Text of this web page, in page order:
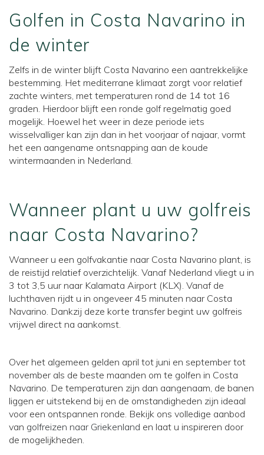
Golfen in Costa Navarino in
de winter
Zelfs in de winter blijft Costa Navarino een aantrekkelijke
bestemming. Het mediterrane klimaat zorgt voor relatief
zachte winters, met temperaturen rond de 14 tot 16
graden. Hierdoor blijft een ronde golf regelmatig goed
mogelijk. Hoewel het weer in deze periode iets
wisselvalliger kan zijn dan in het voorjaar of najaar, vormt
het een aangename ontsnapping aan de koude
wintermaanden in Nederland.
Wanneer plant u uw golfreis
naar Costa Navarino?
Wanneer u een golfvakantie naar Costa Navarino plant, is
de reistijd relatief overzichtelijk. Vanaf Nederland vliegt u in
3 tot 3,5 uur naar Kalamata Airport (KLX). Vanaf de
luchthaven rijdt u in ongeveer 45 minuten naar Costa
Navarino. Dankzij deze korte transfer begint uw golfreis
vrijwel direct na aankomst.
Over het algemeen gelden april tot juni en september tot
november als de beste maanden om te golfen in Costa
Navarino. De temperaturen zijn dan aangenaam, de banen
liggen er uitstekend bij en de omstandigheden zijn ideaal
voor een ontspannen ronde. Bekijk ons volledige aanbod
van golfreizen naar Griekenland en laat u inspireren door
de mogelijkheden.